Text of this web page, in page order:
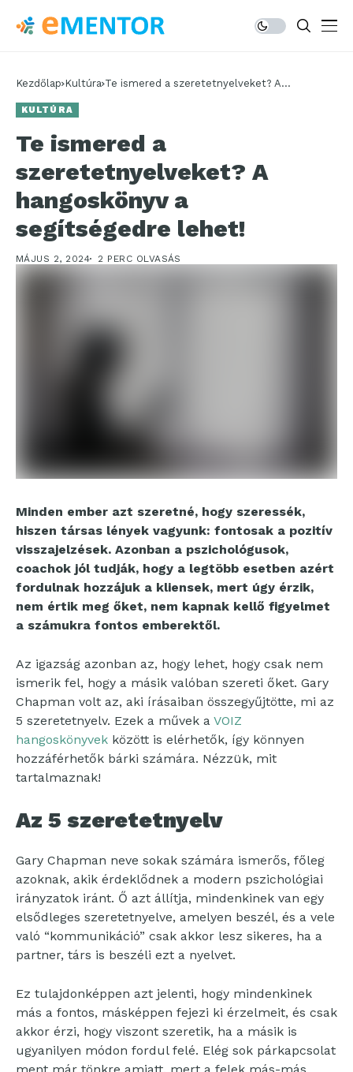
Kezdőlap Kultúra Te ismered a szeretetnyelveket? A
KULTÚRA
Te ismered a
szeretetnyelveket? A
hangoskönyv a
segítségedre lehet!
MÁJUS 2, 2024 2 PERC OLVASÁS
Minden ember azt szeretné, hogy szeressék,
hiszen társas lények vagyunk: fontosak a pozitív
visszajelzések. Azonban a pszichológusok,
coachok jól tudják, hogy a legtöbb esetben azért
fordulnak hozzájuk a kliensek, mert úgy érzik,
nem értik meg őket, nem kapnak kellő figyelmet
a számukra fontos emberektől.
Az igazság azonban az, hogy lehet, hogy csak nem
ismerik fel, hogy a másik valóban szereti őket. Gary
Chapman volt az, aki írásaiban összegyűjtötte, mi az
5 szeretetnyelv. Ezek a művek a VOIZ
hangoskönyvek között is elérhetők, így könnyen
hozzáférhetők bárki számára. Nézzük, mit
tartalmaznak!
Az 5 szeretetnyelv
Gary Chapman neve sokak számára ismerős, főleg
azoknak, akik érdeklődnek a modern pszichológiai
irányzatok iránt. Ő azt állítja, mindenkinek van egy
elsődleges szeretetnyelve, amelyen beszél, és a vele
való “kommunikáció” csak akkor lesz sikeres, ha a
partner, társ is beszéli ezt a nyelvet.
Ez tulajdonképpen azt jelenti, hogy mindenkinek
más a fontos, másképpen fejezi ki érzelmeit, és csak
akkor érzi, hogy viszont szeretik, ha a másik is
ugyanilyen módon fordul felé. Elég sok párkapcsolat